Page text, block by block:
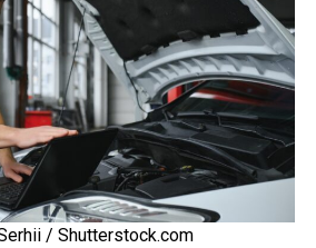
/ Shutterstock.com